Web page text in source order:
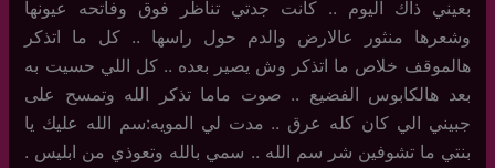
بعيني ذاك اليوم .. كانت جدتي تناظر فوق وفاتحه عيونها
وشعرها منثور عالارض والدم حول راسها .. كل ما اتذكر
هالموقف خلاص ما اتذكر وش يصير بعده .. كل اللي حسيت به
بعد هالكابوس الفضيع .. صوت ماما تذكر الله وتمسح على
جبيني الي كان كله عرق .. مدت لي المويه:سم الله عليك يا
بنتي ما تشوفين شر سم الله .. سمي بالله وتعوذي من ابليس .